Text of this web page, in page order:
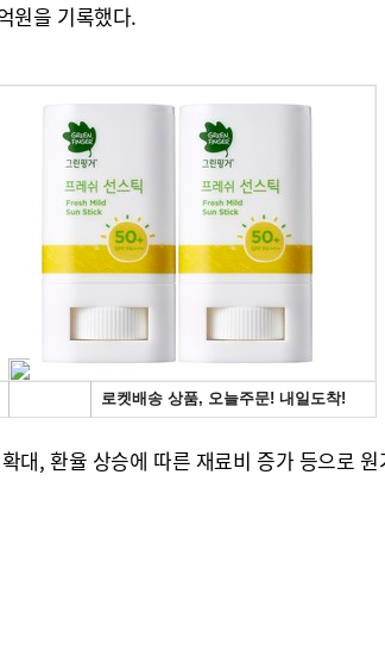
원을 기록했다.
대, 환율 상승에 따른 재료비 증가 등으로